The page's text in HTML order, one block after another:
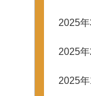
2025年
2025年
2025年